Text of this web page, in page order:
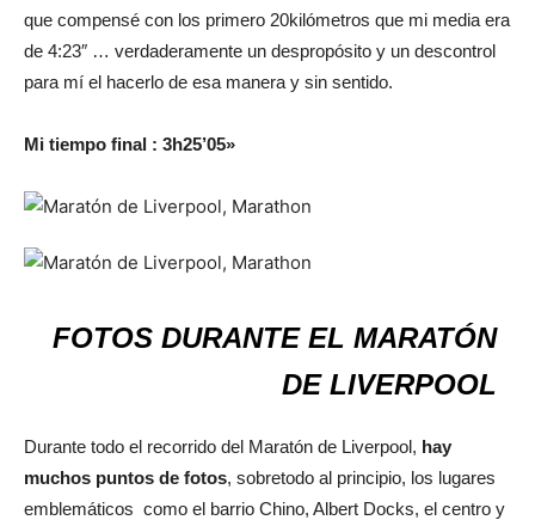
que compensé con los primero 20kilómetros que mi media era
de 4:23″ … verdaderamente un despropósito y un descontrol
para mí el hacerlo de esa manera y sin sentido.
Mi tiempo final : 3h25’05»
FOTOS DURANTE EL MARATÓN
DE LIVERPOOL
Durante todo el recorrido del Maratón de Liverpool, hay
muchos puntos de fotos, sobretodo al principio, los lugares
emblemáticos como el barrio Chino, Albert Docks, el centro y